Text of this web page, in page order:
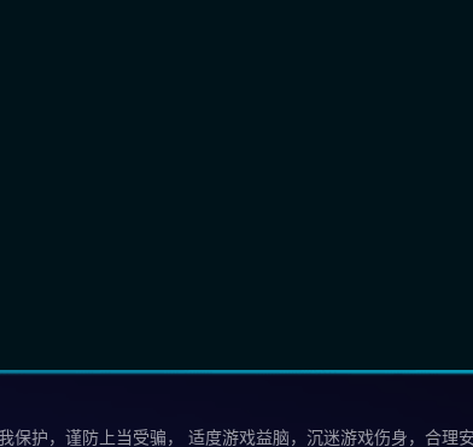
保护，谨防上当受骗， 适度游戏益脑，沉迷游戏伤身，合理